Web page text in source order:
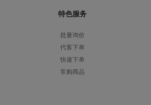
特色服务
批量询价
代客下单
快速下单
常购商品